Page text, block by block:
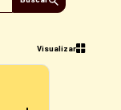
Visualizar